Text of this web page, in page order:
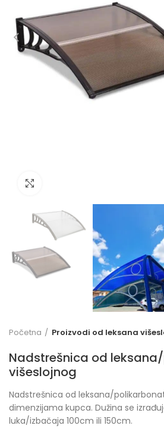
Početna Proizvodi od leksana
Nadstrešnica od
višeslojnog
Nadstrešnica od leksana/
dimenzijama kupca. Dužina se
luka/izbačaja 100cm ili 150cm.